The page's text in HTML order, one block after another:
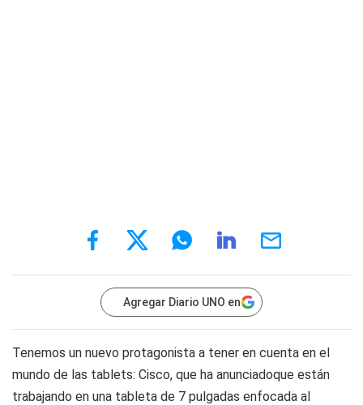
Agregar Diario UNO en
Tenemos un nuevo protagonista a tener en cuenta en el
mundo de las tablets: Cisco, que ha anunciadoque están
trabajando en una tableta de 7 pulgadas enfocada al